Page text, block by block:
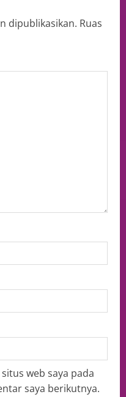
dipublikasikan. Ruas
web saya pada
saya berikutnya.